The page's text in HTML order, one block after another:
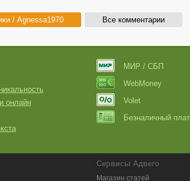
/ Agnessa1970 Все комментарии
онлайн
МИР / СБП
WebMoney
Volet
Безналичный
Сервисы Адвего
Магазин статей